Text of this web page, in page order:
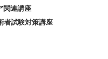
関連講座
者試験対策講座